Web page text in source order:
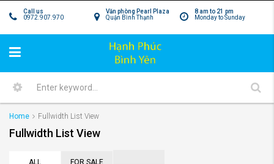
8 am to 21 pm
Monday to Sunday
Văn phòng Pearl Plaza
Quận Bình Thạnh
Call us
0972.907.970
Home Fullwidth List View
Fullwidth List View
ALL FOR SALE